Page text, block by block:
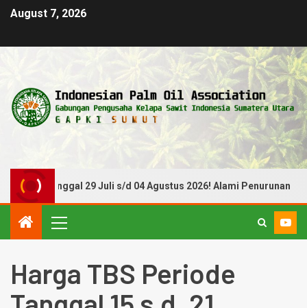
August 7, 2026
Tanggal 29 Juli s/d 04 Agustus 2026! Alami Penurunan
Harga TBS Periode